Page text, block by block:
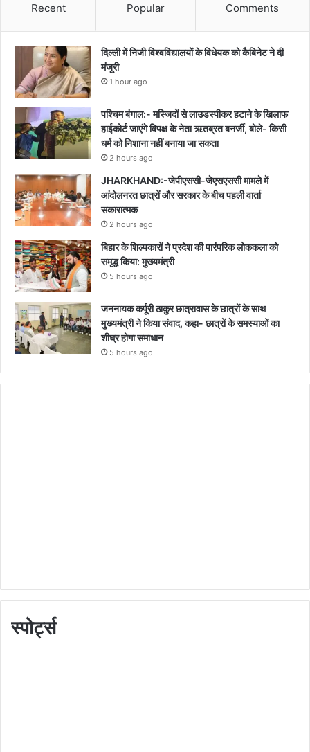
Recent Popular Comments
दिल्ली में निजी विश्वविद्यालयों के विधेयक को कैबिनेट ने दी
मंजूरी
1 hour ago
पश्चिम बंगाल:- मस्जिदों से लाउडस्पीकर हटाने के खिलाफ
हाईकोर्ट जाएंगे विपक्ष के नेता ऋतब्रत बनर्जी, बोले- किसी
धर्म को निशाना नहीं बनाया जा सकता
2 hours ago
JHARKHAND:-जेपीएससी-जेएसएससी मामले में
आंदोलनरत छात्रों और सरकार के बीच पहली वार्ता
सकारात्मक
2 hours ago
बिहार के शिल्पकारों ने प्रदेश की पारंपरिक लोककला को
समृद्ध किया: मुख्यमंत्री
5 hours ago
जननायक कर्पूरी ठाकुर छात्रावास के छात्रों के साथ
मुख्यमंत्री ने किया संवाद, कहा- छात्रों के समस्याओं का
शीघ्र होगा समाधान
5 hours ago
स्पोर्ट्स